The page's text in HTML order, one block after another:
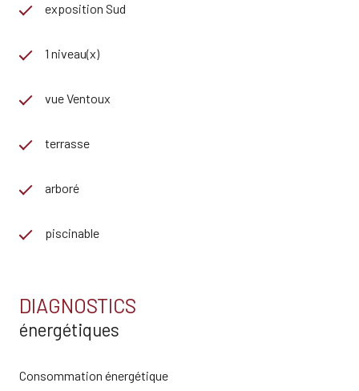
exposition Sud
1 niveau(x)
vue Ventoux
terrasse
arboré
piscinable
DIAGNOSTICS
énergétiques
Consommation énergétique